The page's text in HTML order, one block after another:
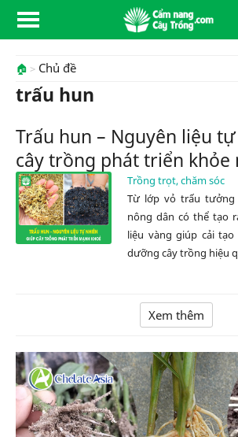
🏠 Chủ đề
trấu hun
Trấu hun – Nguyên liệu
cây trồng phát triển khỏe
Trồng trọt, chăm sóc
Từ lớp vỏ trấu
nông dân có thể tạo
liệu vàng giúp cải
dưỡng cây trồng hiệu
Xem thêm